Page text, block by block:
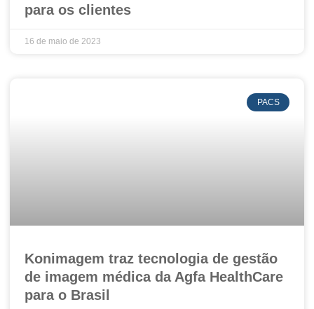
para os clientes
16 de maio de 2023
PACS
Konimagem traz tecnologia de gestão
de imagem médica da Agfa HealthCare
para o Brasil